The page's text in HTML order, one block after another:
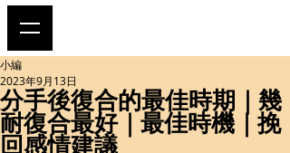
分手後復合的最佳時期｜幾
耐復合最好｜最佳時機｜挽
回感情建議
小編
2023年9月13日